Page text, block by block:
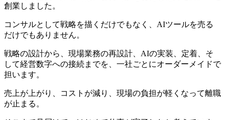
創業しました。
コンサルとして戦略を描くだけでもなく、AIツールを売る
だけでもありません。
戦略の設計から、現場業務の再設計、AIの実装、定着、そ
して経営数字への接続までを、一社ごとにオーダーメイドで
担います。
売上が上がり、コストが減り、現場の負担が軽くなって離職
が止まる。